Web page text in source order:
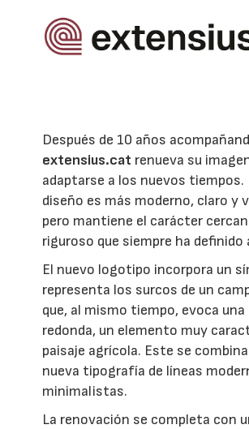
Después de 10 años
extensius.cat renueva su
adaptarse a los nuevos tiempos.
diseño es más moderno, claro y
pero mantiene el carácter
riguroso que siempre ha definido
El nuevo logotipo incorpora un
representa los surcos de un
que, al mismo tiempo, evoca una
redonda, un elemento muy
paisaje agrícola. Este se
nueva tipografía de líneas
minimalistas.
La renovación se completa con